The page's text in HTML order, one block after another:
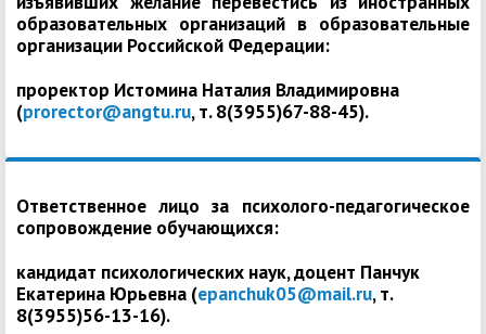
образовательных организаций в образовательные
организации Российской Федерации:
проректор Истомина Наталия Владимировна
(prorector@angtu.ru, т. 8(3955)67-88-45).
Ответственное лицо за психолого-педагогическое
сопровождение обучающихся:
кандидат психологических наук, доцент Панчук
Екатерина Юрьевна (epanchuk05@mail.ru, т.
8(3955)56-13-16).